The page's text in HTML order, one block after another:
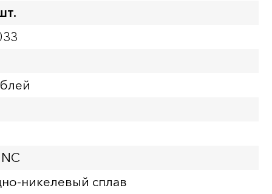
никелевый сплав